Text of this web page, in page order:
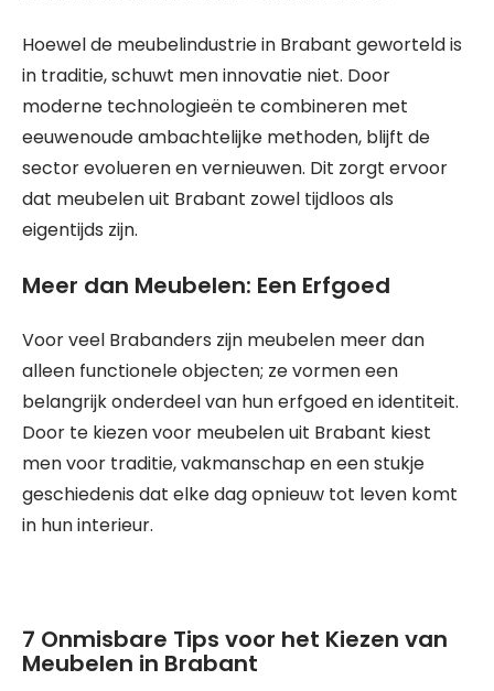
Hoewel de meubelindustrie in Brabant geworteld is
in traditie, schuwt men innovatie niet. Door
moderne technologieën te combineren met
eeuwenoude ambachtelijke methoden, blijft de
sector evolueren en vernieuwen. Dit zorgt ervoor
dat meubelen uit Brabant zowel tijdloos als
eigentijds zijn.
Meer dan Meubelen: Een Erfgoed
Voor veel Brabanders zijn meubelen meer dan
alleen functionele objecten; ze vormen een
belangrijk onderdeel van hun erfgoed en identiteit.
Door te kiezen voor meubelen uit Brabant kiest
men voor traditie, vakmanschap en een stukje
geschiedenis dat elke dag opnieuw tot leven komt
in hun interieur.
7 Onmisbare Tips voor het Kiezen van
Meubelen in Brabant